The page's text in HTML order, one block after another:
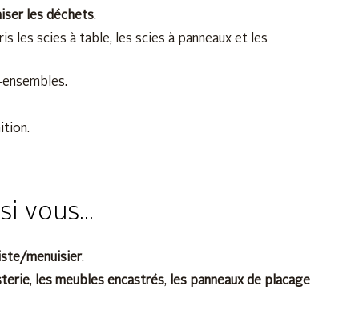
les déchets.
les scies à table, les scies à panneaux et les
vous...
menuisier.
, les meubles encastrés, les panneaux de placage